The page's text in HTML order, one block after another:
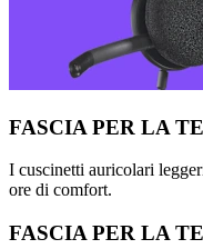
FASCIA PER LA
I cuscinetti auricolari
ore di comfort.
FASCIA PER LA